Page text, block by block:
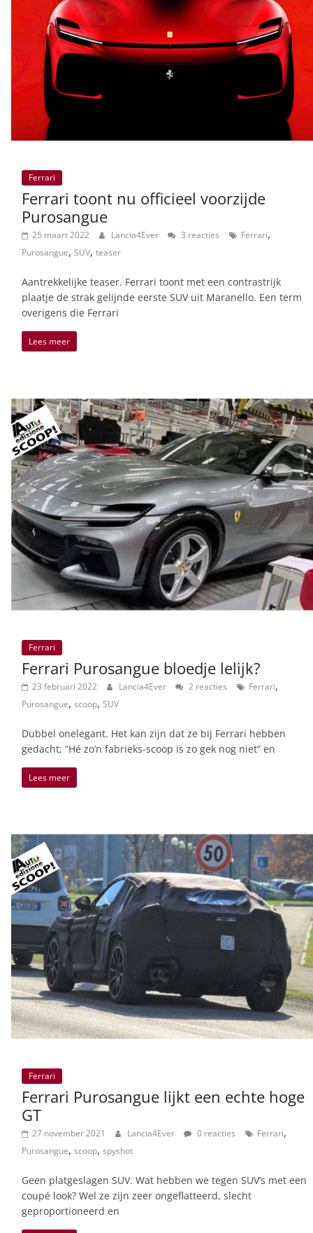
Ferrari
Ferrari toont nu officieel voorzijde
Purosangue
25 maart 2022 Lancia4Ever 3 reacties Ferrari,
Purosangue, SUV, teaser
Aantrekkelijke teaser. Ferrari toont met een contrastrijk
plaatje de strak gelijnde eerste SUV uit Maranello. Een term
overigens die Ferrari
Lees meer
Ferrari
Ferrari Purosangue bloedje lelijk?
23 februari 2022 Lancia4Ever 2 reacties Ferrari,
Purosangue, scoop, SUV
Dubbel onelegant. Het kan zijn dat ze bij Ferrari hebben
gedacht; “Hé zo’n fabrieks-scoop is zo gek nog niet” en
Lees meer
Ferrari
Ferrari Purosangue lijkt een echte hoge
GT
27 november 2021 Lancia4Ever 0 reacties Ferrari,
Purosangue, scoop, spyshot
Geen platgeslagen SUV. Wat hebben we tegen SUV’s met een
coupé look? Wel ze zijn zeer ongeflatteerd, slecht
geproportioneerd en